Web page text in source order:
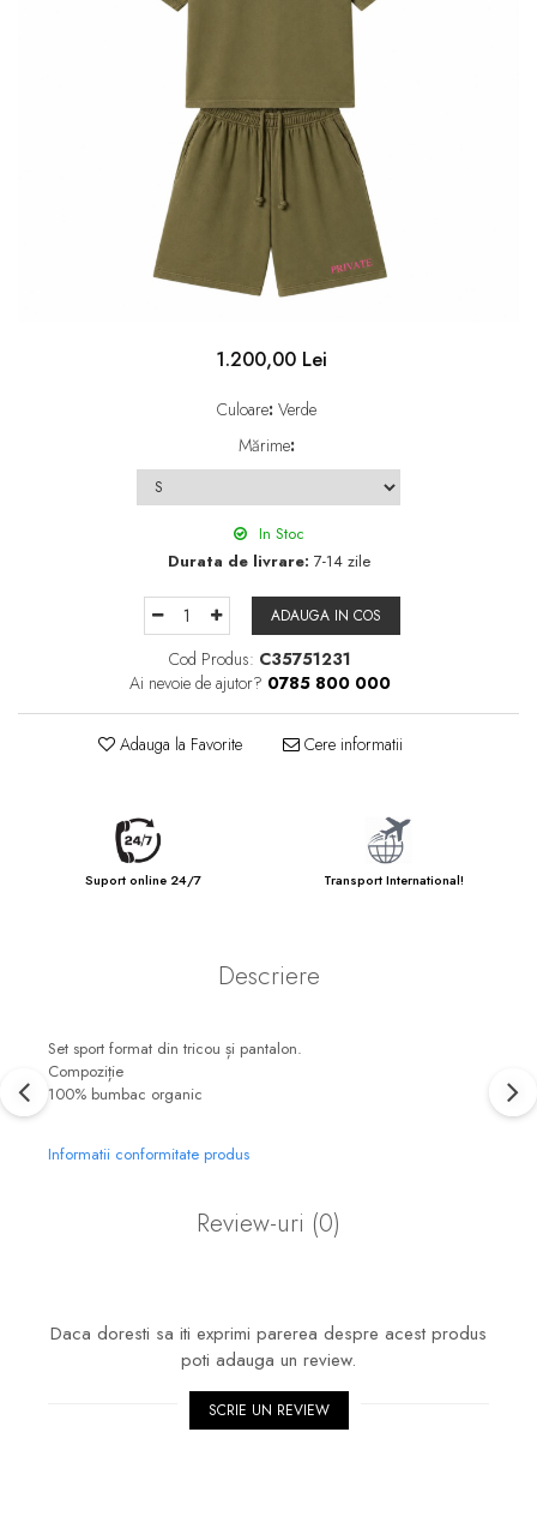
1.200,00 Lei
Culoare: Verde
Mărime:
In Stoc
Durata de livrare: 7-14 zile
ADAUGA IN COS
Cod Produs: C35751231
Ai nevoie de ajutor? 0785 800 000
Adauga la Favorite Cere informatii
Suport online 24/7 Transport International!
Descriere
Set sport format din tricou și pantalon.
Compoziție
100% bumbac organic
Informatii conformitate produs
Review-uri (0)
Daca doresti sa iti exprimi parerea despre acest produs
poti adauga un review.
SCRIE UN REVIEW